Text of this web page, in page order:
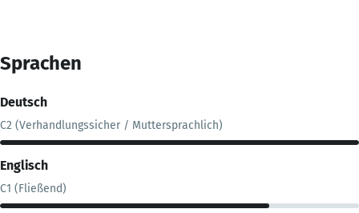
Sprachen
Deutsch
C2 (Verhandlungssicher / Muttersprachlich)
Englisch
C1 (Fließend)